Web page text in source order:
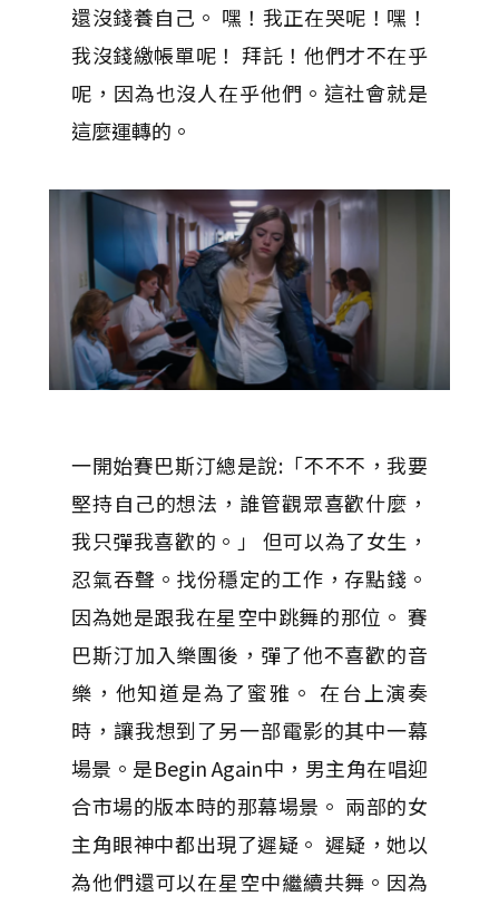
還沒錢養自己。 嘿！我正在哭呢！嘿！
我沒錢繳帳單呢！ 拜託！他們才不在乎
呢，因為也沒人在乎他們。這社會就是
這麼運轉的。
一開始賽巴斯汀總是說:「不不不，我要
堅持自己的想法，誰管觀眾喜歡什麼，
我只彈我喜歡的。」 但可以為了女生，
忍氣吞聲。找份穩定的工作，存點錢。
因為她是跟我在星空中跳舞的那位。 賽
巴斯汀加入樂團後，彈了他不喜歡的音
樂，他知道是為了蜜雅。 在台上演奏
時，讓我想到了另一部電影的其中一幕
場景。是Begin Again中，男主角在唱迎
合市場的版本時的那幕場景。 兩部的女
主角眼神中都出現了遲疑。 遲疑，她以
為他們還可以在星空中繼續共舞。因為